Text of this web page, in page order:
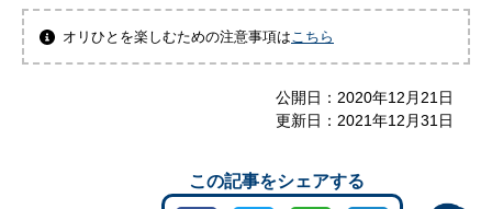
オリひとを楽しむための注意事項はこちら
公開日： 2020年12月21日
更新日： 2021年12月31日
この記事をシェアする